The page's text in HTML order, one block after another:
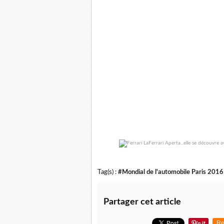
Tag(s) : #Mondial de l'automobile Paris 2016
Partager cet article